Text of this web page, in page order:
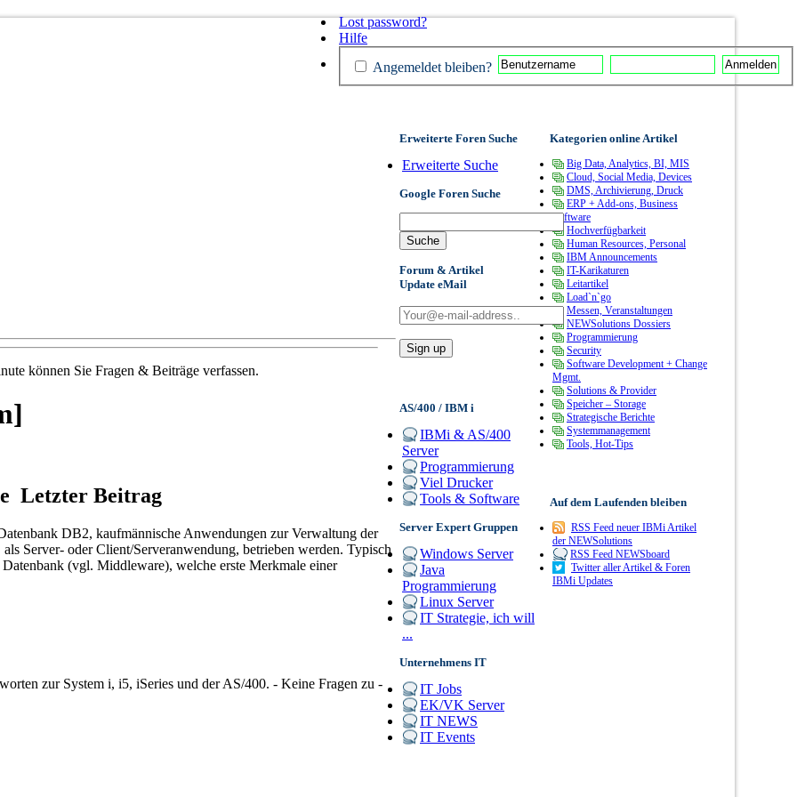
Lost password?
Hilfe
Angemeldet bleiben?
können Sie Fragen & Beiträge verfassen.
Letzter Beitrag
DB2, kaufmännische Anwendungen zur Verwaltung der
Server- oder Client/Serveranwendung, betrieben werden. Typisch
(vgl. Middleware), welche erste Merkmale einer
zur System i, i5, iSeries und der AS/400. - Keine Fragen zu -
Erweiterte Foren Suche
Erweiterte Suche
Google Foren Suche
Forum & Artikel
Update eMail
AS/400 / IBM i
IBMi & AS/400
Server
Programmierung
Viel Drucker
Tools & Software
Server Expert Gruppen
Windows Server
Java
Programmierung
Linux Server
IT Strategie, ich will
...
Unternehmens IT
IT Jobs
EK/VK Server
IT NEWS
IT Events
Kategorien online Artikel
Big Data, Analytics, BI, MIS
Cloud, Social Media, Devices
DMS, Archivierung, Druck
ERP + Add-ons, Business
Software
Hochverfügbarkeit
Human Resources, Personal
IBM Announcements
IT-Karikaturen
Leitartikel
Load`n`go
Messen, Veranstaltungen
NEWSolutions Dossiers
Programmierung
Security
Software Development + Change
Mgmt.
Solutions & Provider
Speicher – Storage
Strategische Berichte
Systemmanagement
Tools, Hot-Tips
Auf dem Laufenden bleiben
RSS Feed neuer IBMi Artikel
der NEWSolutions
RSS Feed NEWSboard
Twitter aller Artikel & Foren
IBMi Updates